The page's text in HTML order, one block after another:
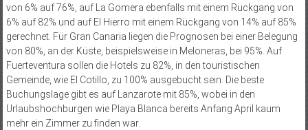
von 6% auf 76%, auf La Gomera ebenfalls mit einem Rückgang von
6% auf 82% und auf El Hierro mit einem Rückgang von 14% auf 85%
gerechnet. Für Gran Canaria liegen die Prognosen bei einer Belegung
von 80%, an der Küste, beispielsweise in Meloneras, bei 95%. Auf
Fuerteventura sollen die Hotels zu 82%, in den touristischen
Gemeinde, wie El Cotillo, zu 100% ausgebucht sein. Die beste
Buchungslage gibt es auf Lanzarote mit 85%, wobei in den
Urlaubshochburgen wie Playa Blanca bereits Anfang April kaum
mehr ein Zimmer zu finden war.